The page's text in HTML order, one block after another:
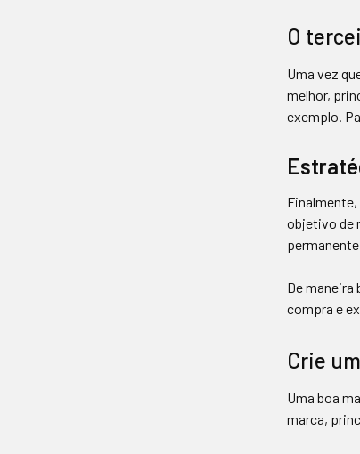
O
Uma vez
melhor,
exemplo.
objetivo de
De
compra e
Crie
Uma boa
marca,